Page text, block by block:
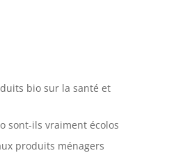
bio sur la santé et
sont-ils vraiment écolos
produits ménagers